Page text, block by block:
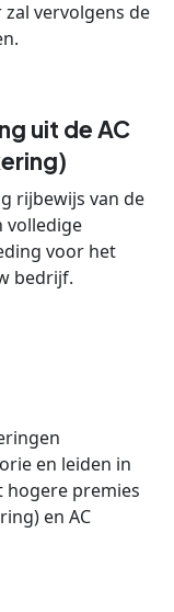
vervolgens de
uit de AC
rijbewijs van de
volledige
voor het
bedrijf.
en leiden in
hogere premies
en AC